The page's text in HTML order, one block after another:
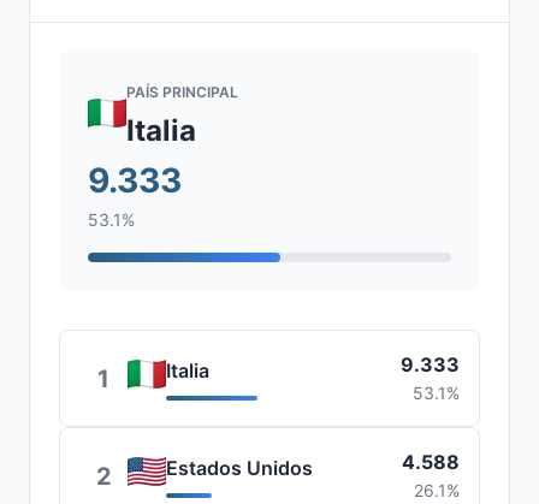
PAÍS PRINCIPAL
Italia
9.333
53.1%
1 Italia 9.333
53.1%
2 Estados Unidos 4.588
26.1%